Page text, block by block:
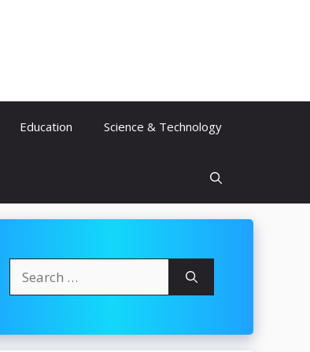
Education Science & Technology
for: